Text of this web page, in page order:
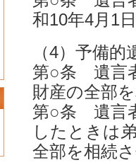
和10年4月1
（4）予備
第○条 遺言
財産の全部
第○条 遺言
したときは
全部を相続